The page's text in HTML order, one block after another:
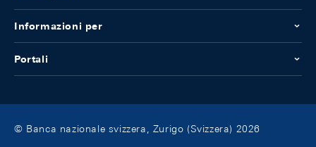
Informazioni per
Portali
© Banca nazionale svizzera, Zurigo (Svizzera) 2026